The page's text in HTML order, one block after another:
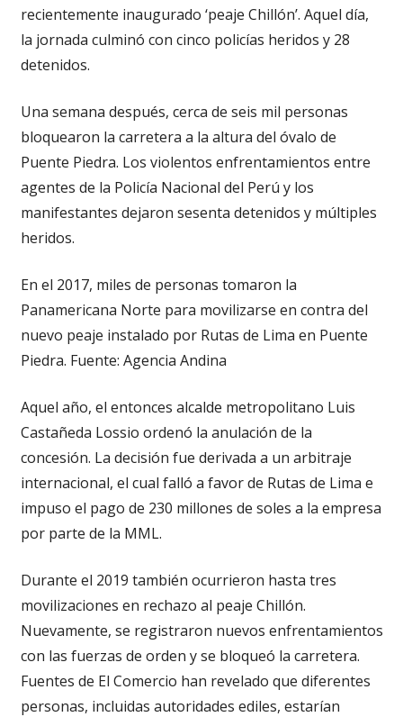
recientemente inaugurado ‘peaje Chillón’. Aquel día,
la jornada culminó con cinco policías heridos y 28
detenidos.
Una semana después, cerca de seis mil personas
bloquearon la carretera a la altura del óvalo de
Puente Piedra. Los violentos enfrentamientos entre
agentes de la Policía Nacional del Perú y los
manifestantes dejaron sesenta detenidos y múltiples
heridos.
En el 2017, miles de personas tomaron la
Panamericana Norte para movilizarse en contra del
nuevo peaje instalado por Rutas de Lima en Puente
Piedra. Fuente: Agencia Andina
Aquel año, el entonces alcalde metropolitano Luis
Castañeda Lossio ordenó la anulación de la
concesión. La decisión fue derivada a un arbitraje
internacional, el cual falló a favor de Rutas de Lima e
impuso el pago de 230 millones de soles a la empresa
por parte de la MML.
Durante el 2019 también ocurrieron hasta tres
movilizaciones en rechazo al peaje Chillón.
Nuevamente, se registraron nuevos enfrentamientos
con las fuerzas de orden y se bloqueó la carretera.
Fuentes de El Comercio han revelado que diferentes
personas, incluidas autoridades ediles, estarían